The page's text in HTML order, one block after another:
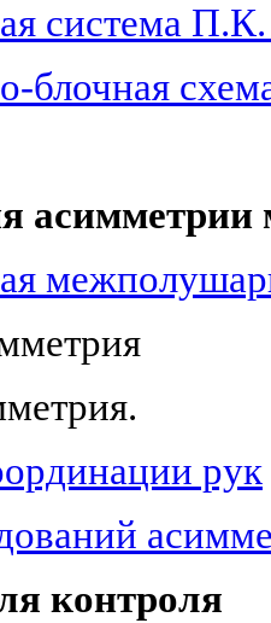
система
блочная
асимметрии
рук
контроля